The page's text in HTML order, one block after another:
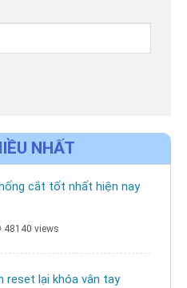
NHẤT
cắt tốt nhất hiện nay
48140 views
reset lại khóa vân tay